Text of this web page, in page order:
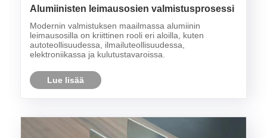
Alumiinisten leimausosien valmistusprosessi
Modernin valmistuksen maailmassa alumiinin
leimausosilla on kriittinen rooli eri aloilla, kuten
autoteollisuudessa, ilmailuteollisuudessa,
elektroniikassa ja kulutustavaroissa.
Lue lisää